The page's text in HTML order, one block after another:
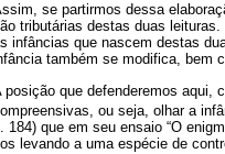
se partirmos dessa
tributárias destas duas
infâncias que nascem destas
também se modifica, bem
posição que defenderemos aqui,
ou seja, olhar a
184) que em seu ensaio “O
levando a uma espécie de